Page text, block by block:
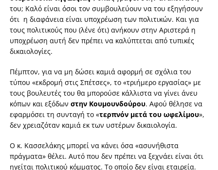
του; Καλό είναι όσοι τον συμβουλεύουν να του εξηγήσουν
ότι η διαφάνεια είναι υποχρέωση των πολιτικών. Και για
τους πολιτικούς που (λένε ότι) ανήκουν στην Αριστερά η
υποχρέωση αυτή δεν πρέπει να καλύπτεται από τυπικές
δικαιολογίες.
Πέμπτον, για να μη δώσει καμιά αφορμή σε σχόλια του
τύπου «εκδρομή στις Σπέτσες», το «τριήμερο εργασίας» με
τους βουλευτές του θα μπορούσε κάλλιστα να γίνει άνευ
κόπων και εξόδων στην Κουμουνδούρου. Αφού θέλησε να
εφαρμόσει τη συνταγή το «τερπνόν μετά του ωφελίμου»,
δεν χρειαζόταν καμιά εκ των υστέρων δικαιολογία.
Ο κ. Κασσελάκης μπορεί να κάνει όσα «ασυνήθιστα
πράγματα» θέλει. Αυτό που δεν πρέπει να ξεχνάει είναι ότι
ηγείται πολιτικού κόμματος. Το οποίο δεν είναι εταιρεία.